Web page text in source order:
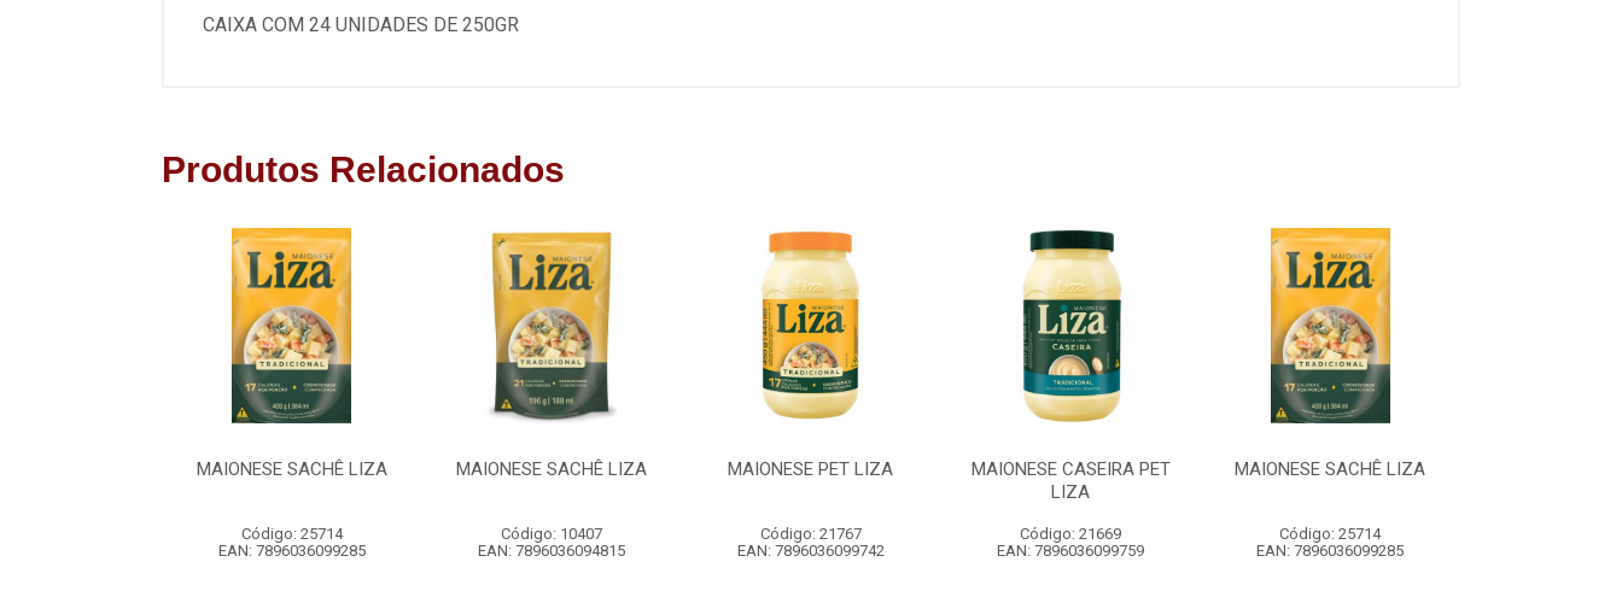
CAIXA COM 24 UNIDADES DE 250GR
Produtos Relacionados
MAIONESE SACHÊ LIZA
Código: 25714
EAN: 7896036099285
MAIONESE SACHÊ LIZA
Código: 10407
EAN: 7896036094815
MAIONESE PET LIZA
Código: 21767
EAN: 7896036099742
MAIONESE CASEIRA PET
LIZA
Código: 21669
EAN: 7896036099759
MAIONESE SACHÊ LIZA
Código: 25714
EAN: 7896036099285